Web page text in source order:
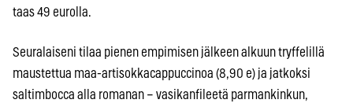
taas 49 eurolla.
Seuralaiseni tilaa pienen empimisen jälkeen alkuun tryffelillä
maustettua maa-artisokkacappuccinoa (8,90 e) ja jatkoksi
saltimbocca alla romanan – vasikanfileetä parmankinkun,